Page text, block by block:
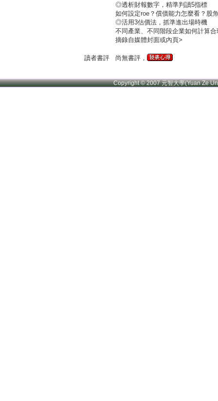
◎透析財報數字，精準判讀5指標
如何設定roe？償債能力怎麼看？股
◎活用3估價法，抓準進出場時機
不同產業、不同階段企業如何計算
摘錄自媒體封面或內頁>
讀者書評 尚無書評，
Copyright © 2007 元智大學(Yuan Ze